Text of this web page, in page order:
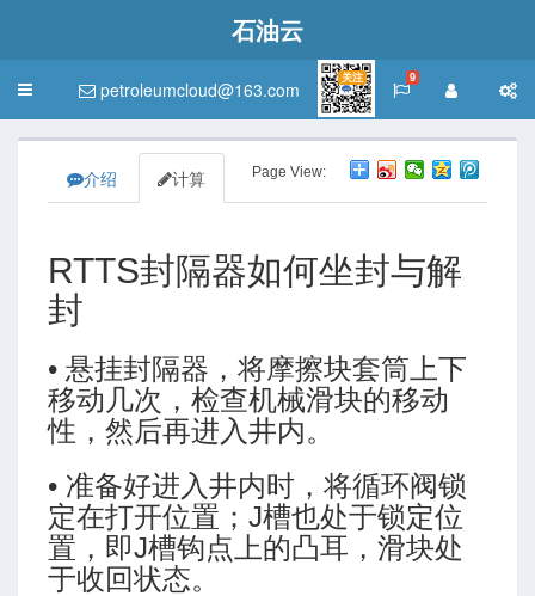
石油云
Toggle
petroleumcloud@163.com
关注 9
介绍 计算 Page View:
RTTS封隔器如何坐封与解
封
• 悬挂封隔器，将摩擦块套筒上下
移动几次，检查机械滑块的移动
性，然后再进入井内。
• 准备好进入井内时，将循环阀锁
定在打开位置；J槽也处于锁定位
置，即J槽钩点上的凸耳，滑块处
于收回状态。